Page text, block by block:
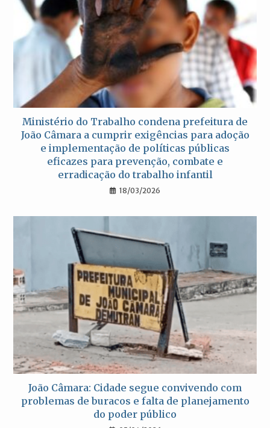
Ministério do Trabalho condena prefeitura de
João Câmara a cumprir exigências para adoção
e implementação de políticas públicas
eficazes para prevenção, combate e
erradicação do trabalho infantil
18/03/2026
João Câmara: Cidade segue convivendo com
problemas de buracos e falta de planejamento
do poder público